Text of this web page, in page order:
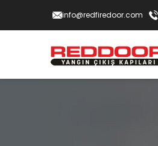
info@redfiredoor.com